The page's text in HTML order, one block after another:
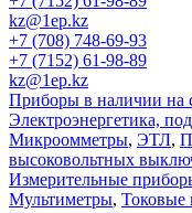
kz@1ep.kz
+7 (708) 748-69-93
+7 (7152) 61-98-89
kz@1ep.kz
Приборы в наличии на
Электроэнергетика,
Микроомметры, ЭТЛ,
высоковольтных
Измерительные
Мультиметры, Токовые